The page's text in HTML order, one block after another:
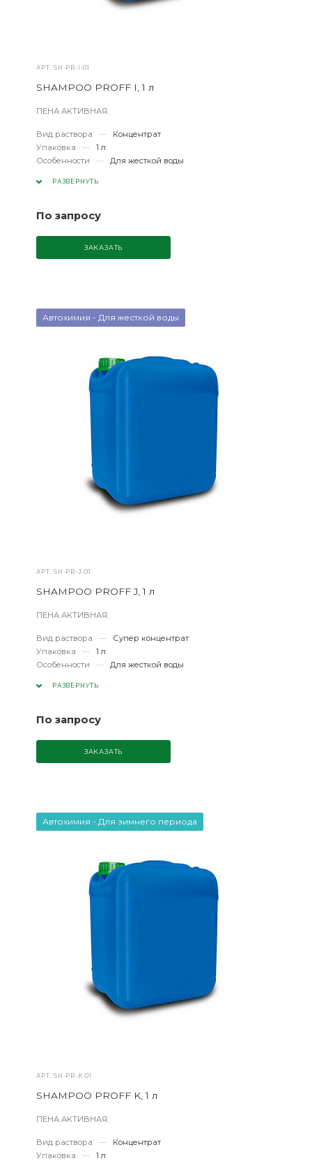
АРТ.SH-PR-I-01
SHAMPOO PROFF I, 1 л
ПЕНА АКТИВНАЯ.
Вид раствора —
Концентрат
Упаковка
—
1 л
Особенности
— Для жесткой воды
РАЗВЕРНУТЬ
По запросу
ЗАКАЗАТЬ
Автохимия - Для жесткой воды
АРТ.SH-PR-J-01
SHAMPOO PROFF J, 1 л
ПЕНА АКТИВНАЯ.
Вид раствора —
Супер концентрат
Упаковка
—
1 л
Особенности
— Для жесткой воды
РАЗВЕРНУТЬ
По запросу
ЗАКАЗАТЬ
Автохимия - Для зимнего периода
АРТ.SH-PR-K-01
SHAMPOO PROFF K, 1 л
ПЕНА АКТИВНАЯ.
Вид раствора —
Концентрат
Упаковка
—
1 л